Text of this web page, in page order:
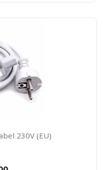
230V (EU)